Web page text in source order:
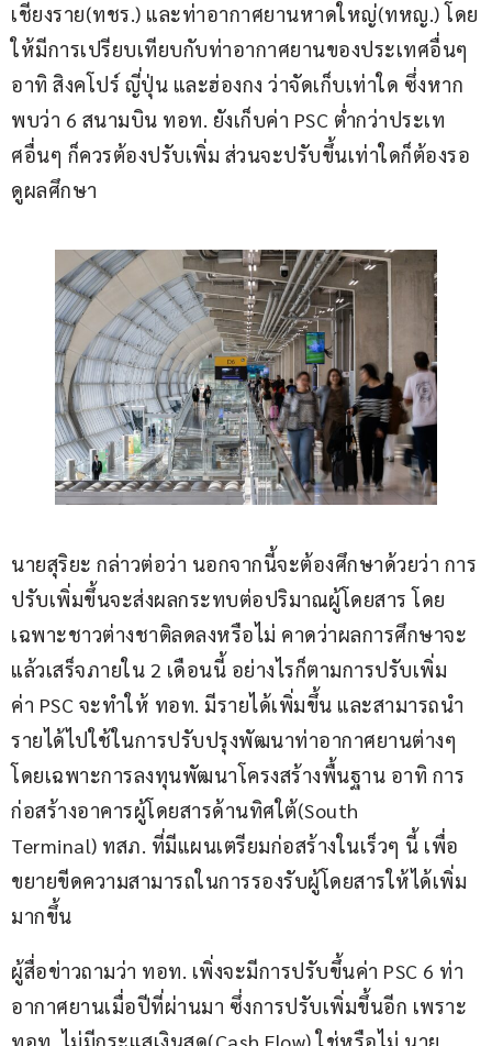
เชียงราย(ทชร.) และท่าอากาศยานหาดใหญ่(ทหญ.) โดย
ให้มีการเปรียบเทียบกับท่าอากาศยานของประเทศอื่นๆ
อาทิ สิงคโปร์ ญี่ปุ่น และฮ่องกง ว่าจัดเก็บเท่าใด ซึ่งหาก
พบว่า 6 สนามบิน ทอท. ยังเก็บค่า PSC ต่ำกว่าประเท
ศอื่นๆ ก็ควรต้องปรับเพิ่ม ส่วนจะปรับขึ้นเท่าใดก็ต้องรอ
ดูผลศึกษา
นายสุริยะ กล่าวต่อว่า นอกจากนี้จะต้องศึกษาด้วยว่า การ
ปรับเพิ่มขึ้นจะส่งผลกระทบต่อปริมาณผู้โดยสาร โดย
เฉพาะชาวต่างชาติลดลงหรือไม่ คาดว่าผลการศึกษาจะ
แล้วเสร็จภายใน 2 เดือนนี้ อย่างไรก็ตามการปรับเพิ่ม
ค่า PSC จะทำให้ ทอท. มีรายได้เพิ่มขึ้น และสามารถนำ
รายได้ไปใช้ในการปรับปรุงพัฒนาท่าอากาศยานต่างๆ
โดยเฉพาะการลงทุนพัฒนาโครงสร้างพื้นฐาน อาทิ การ
ก่อสร้างอาคารผู้โดยสารด้านทิศใต้(South
Terminal) ทสภ. ที่มีแผนเตรียมก่อสร้างในเร็วๆ นี้ เพื่อ
ขยายขีดความสามารถในการรองรับผู้โดยสารให้ได้เพิ่ม
มากขึ้น
ผู้สื่อข่าวถามว่า ทอท. เพิ่งจะมีการปรับขึ้นค่า PSC 6 ท่า
อากาศยานเมื่อปีที่ผ่านมา ซึ่งการปรับเพิ่มขึ้นอีก เพราะ